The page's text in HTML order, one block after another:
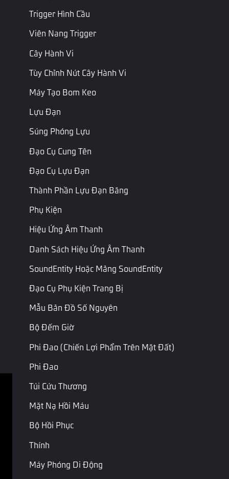
Trigger Hình Cầu
Viên Nang Trigger
Cây Hành Vi
Tùy Chỉnh Nút Cây Hành Vi
Máy Tạo Bom Keo
Lựu Đạn
Súng Phóng Lựu
Đạo Cụ Cung Tên
Đạo Cụ Lựu Đạn
Thành Phần Lựu Đạn Băng
Phụ Kiện
Hiệu Ứng Âm Thanh
Danh Sách Hiệu Ứng Âm Thanh
SoundEntity Hoặc Mảng SoundEntity
Đạo Cụ Phụ Kiện Trang Bị
Mẫu Bản Đồ Số Nguyên
Bộ Đếm Giờ
Phi Đao (chiến Lợi Phẩm Trên Mặt Đất)
Phi Đao
Túi Cứu Thương
Mặt Nạ Hồi Máu
Bộ Hồi Phục
Thính
Máy Phóng Di Động
xương
Vector3 Tỷ lệ xương
Vị trí
Vector3
khách
xương
Xương
Vector3
Phép quay trong
nút khung xương dưới
ứng, đơn vị là độ)
Mô tả
Tạo điều
bộ phận
xương
đối mặt
Sau khi tạo thực thể điều khiển cho bộ phận
xương đối mặt, bạn có thể dùng thực thể điều
khiến bộ phận luôn đối mặt mục tiêu.
Trang Cuối Trang Tiếp Theo
Điều khoản dịch vụ
Bản quyền © Garena Online. Nhãn hiệu thuộc về các
chủ sở hữu tương ứng. Mọi quyền được bảo lưu.